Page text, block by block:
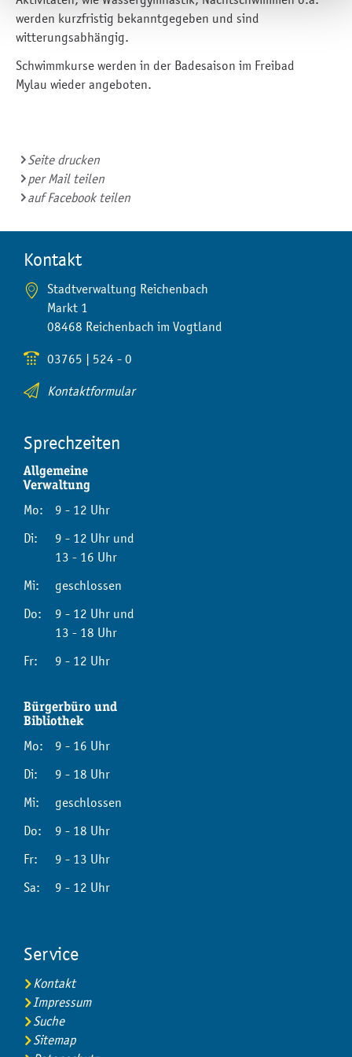
werden kurzfristig bekanntgegeben und sind
witterungsabhängig.
Schwimmkurse werden in der Badesaison im Freibad
Mylau wieder angeboten.
Seite drucken
per Mail teilen
auf Facebook teilen
Kontakt
Stadtverwaltung Reichenbach
Markt 1
08468 Reichenbach im Vogtland
03765 | 524 - 0
Kontaktformular
Sprechzeiten
Allgemeine
Verwaltung
Mo:
9 - 12 Uhr
Di:
9 - 12 Uhr und
13 - 16 Uhr
Mi:
geschlossen
Do:
9 - 12 Uhr und
13 - 18 Uhr
Fr:
9 - 12 Uhr
Bürgerbüro und
Bibliothek
Mo:
9 - 16 Uhr
Di:
9 - 18 Uhr
Mi:
geschlossen
Do:
9 - 18 Uhr
Fr:
9 - 13 Uhr
Sa:
9 - 12 Uhr
Service
Kontakt
Impressum
Suche
Sitemap